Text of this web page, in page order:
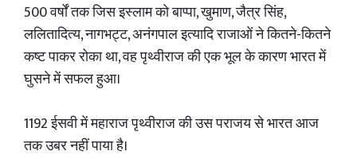
500 वर्षों तक जिस इस्लाम को बाप्पा, खुमाण, जैत्र सिंह,
ललितादित्य, नागभट्ट, अनंगपाल इत्यादि राजाओं ने कितने-कितने
कष्ट पाकर रोका था, वह पृथ्वीराज की एक भूल के कारण भारत में
घुसने में सफल हुआ।
1192 ईसवी में महाराज पृथ्वीराज की उस पराजय से भारत आज
तक उबर नहीं पाया है।